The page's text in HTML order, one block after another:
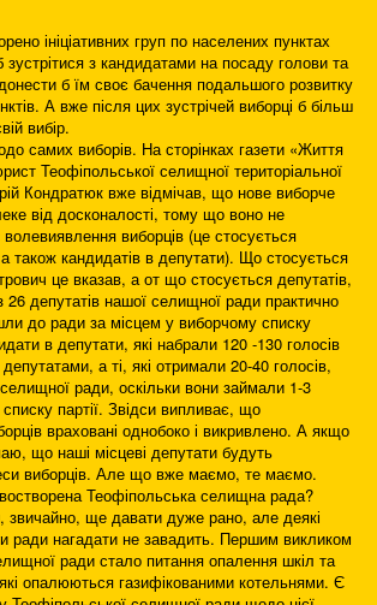
ініціативних груп по населених пунктах
зустрітися з кандидатами на посаду голови та
б їм своє бачення подальшого розвитку
А вже після цих зустрічей виборці б більш
вибір.
самих виборів. На сторінках газети «Життя
Теофіпольської селищної територіальної
Кондратюк вже відмічав, що нове виборче
від досконалості, тому що воно не
виборців (це стосується
а також кандидатів в депутати). Що стосується
це вказав, а от що стосується депутатів,
26 депутатів нашої селищної ради практично
до ради за місцем у виборчому списку
в депутати, які набрали 120 -130 голосів
а ті, які отримали 20-40 голосів,
ради, оскільки вони займали 1-3
партії. Звідси випливає, що
враховані однобоко і викривлено. А якщо
що наші місцеві депутати будуть
виборців. Але що вже маємо, те маємо.
Теофіпольська селищна рада?
звичайно, ще давати дуже рано, але деякі
ради нагадати не завадить. Першим викликом
ради стало питання опалення шкіл та
опалюються газифікованими котельнями. Є